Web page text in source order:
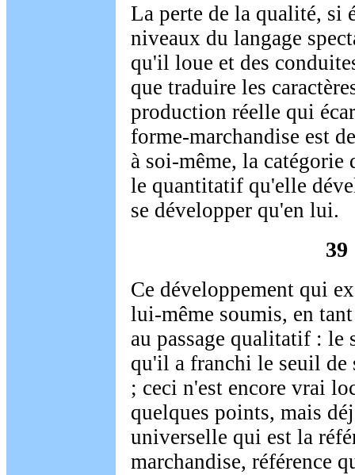
La perte de la qualité, si
niveaux du langage
qu'il loue et des
que traduire les
production réelle qui
forme-marchandise est
à soi-même, la
le quantitatif qu'elle
se développer qu'en lui.
39
Ce développement qui
lui-même soumis, en
au passage qualitatif : le
qu'il a franchi le seuil de
; ceci n'est encore vrai
quelques points, mais
universelle qui est la
marchandise, référence